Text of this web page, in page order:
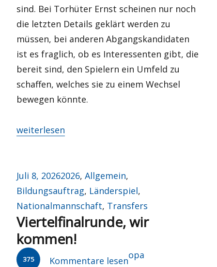
sind. Bei Torhüter Ernst scheinen nur noch
die letzten Details geklärt werden zu
müssen, bei anderen Abgangskandidaten
ist es fraglich, ob es Interessenten gibt, die
bereit sind, den Spielern ein Umfeld zu
schaffen, welches sie zu einem Wechsel
bewegen könnte.
„Mit dem Schattenkad(av)er auf die Hüpfburg?“
weiterlesen
Veröffentlicht
am
Juli 8, 2026Kategorien
2026,Allgemein,
Bildungsauftrag, Länderspiel,
Nationalmannschaft, Transfers
Viertelfinalrunde, wir
kommen!
375 Kommentare lesen
Autor
opa